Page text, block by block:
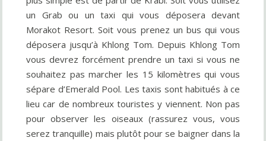
un Grab ou un taxi qui vous déposera devant
Morakot Resort. Soit vous prenez un bus qui vous
déposera jusqu’à Khlong Tom. Depuis Khlong Tom
vous devrez forcément prendre un taxi si vous ne
souhaitez pas marcher les 15 kilomètres qui vous
sépare d’Emerald Pool. Les taxis sont habitués à ce
lieu car de nombreux touristes y viennent. Non pas
pour observer les oiseaux (rassurez vous, vous
serez tranquille) mais plutôt pour se baigner dans la